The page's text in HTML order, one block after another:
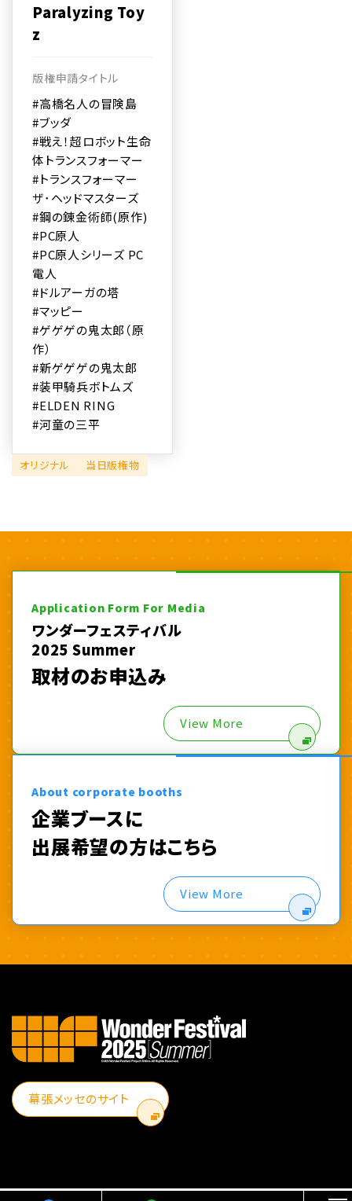
Paralyzing Toy
z
版権申請タイトル
#高橋名人の冒険島
#ブッダ
#戦え！超ロボット生命
体トランスフォーマー
#トランスフォーマー
ザ･ヘッドマスターズ
#鋼の錬金術師(原作)
#PC原人
#PC原人シリーズ PC
電人
#ドルアーガの塔
#マッピー
#ゲゲゲの鬼太郎（原
作）
#新ゲゲゲの鬼太郎
#装甲騎兵ボトムズ
#ELDEN RING
#河童の三平
オリジナル 当日版権物
Application Form For Media
ワンダーフェスティバル
2025 Summer
取材のお申込み
View More
About corporate booths
企業ブースに
出展希望の方はこちら
View More
幕張メッセのサイト